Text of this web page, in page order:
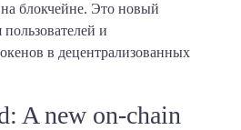
блокчейне. Это новый
и
в децентрализованных
A new on-chain